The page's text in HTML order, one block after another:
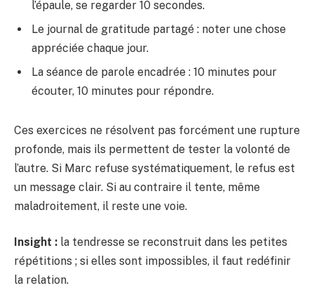
l’épaule, se regarder 10 secondes.
Le journal de gratitude partagé : noter une chose
appréciée chaque jour.
La séance de parole encadrée : 10 minutes pour
écouter, 10 minutes pour répondre.
Ces exercices ne résolvent pas forcément une rupture
profonde, mais ils permettent de tester la volonté de
l’autre. Si Marc refuse systématiquement, le refus est
un message clair. Si au contraire il tente, même
maladroitement, il reste une voie.
Insight : la tendresse se reconstruit dans les petites
répétitions ; si elles sont impossibles, il faut redéfinir
la relation.